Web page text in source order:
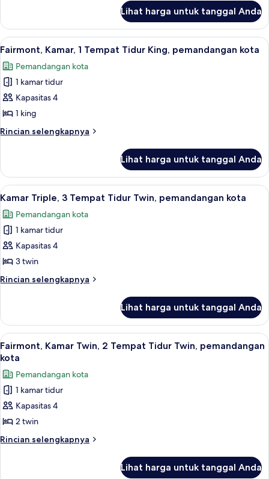
Tidur
Twin,
pemandangan
kota
Fairmont
Gold,
Kamar
2
Tempat
Tidur
Twin,
pemandangan
Lihat harga untuk tanggal Anda
Lihat
semua
foto
untuk
Fairmont,
Kamar,
1
Tempat
King,
pemandangan
kota
Fairmont, Kamar, 1 Tempat Tidur
21
Fairmont, Kamar, 1 Tempat Tidur King, pemandangan kota
Pemandangan kota
1 kamar tidur
Kapasitas 4
1 king
Rincian selengkapnya
Rincian
Fairmont,
Kamar,
1
Tidur
King,
pemandangan
kota
Lihat harga untuk tanggal Anda
Lihat
semua
foto
untuk
Kamar
Triple,
3
Tempat
Twin,
pemandangan
kota
Kamar Triple, 3 Tempat Tidur Twin,
17
Kamar Triple, 3 Tempat Tidur Twin, pemandangan kota
Pemandangan kota
1 kamar tidur
Kapasitas 4
3 twin
Rincian selengkapnya
Rincian
Kamar
Triple,
3
Tempat
Twin,
pemandangan
kota
Lihat harga untuk tanggal Anda
Lihat
semua
foto
untuk
Fairmont,
Kamar
Twin,
2
Fairmont, Kamar Twin, 2 Tempat
20
Fairmont, Kamar Twin, 2 Tempat Tidur Twin, pemandangan
kota
Pemandangan kota
1 kamar tidur
Kapasitas 4
2 twin
Rincian selengkapnya
Rincian
Lihat harga untuk tanggal Anda